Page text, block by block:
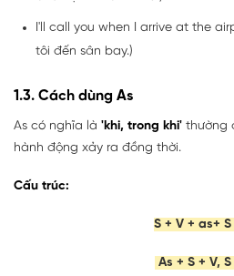
I'll call you when I arrive at the
tôi đến sân bay.)
1.3. Cách dùng As
As có nghĩa là 'khi, trong khi' thường
hành động xảy ra đồng thời.
Cấu trúc:
S + V + as+ S
As + S + V, S